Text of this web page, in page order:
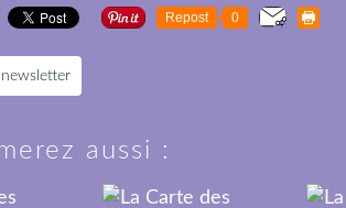
Repost 0
aussi :